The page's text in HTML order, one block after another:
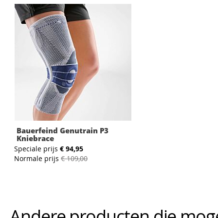
Bauerfeind Genutrain P3
Kniebrace
Speciale prijs € 94,95
Normale prijs € 109,00